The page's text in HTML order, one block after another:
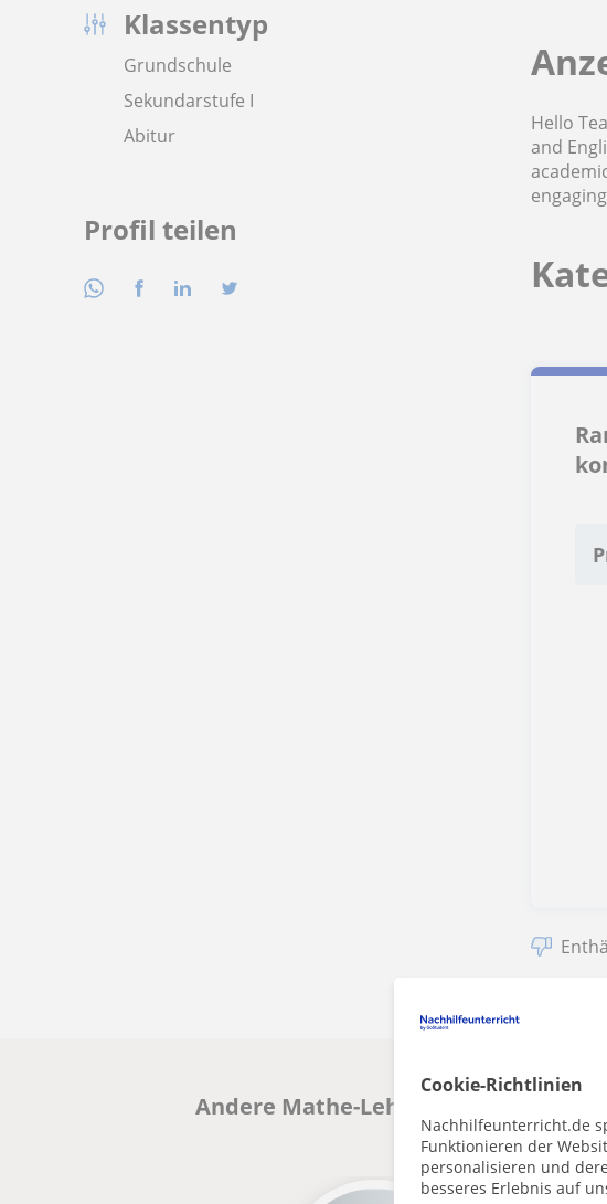
Cookie-Richtlinien
Nachhilfeunterricht.de
Funktionieren der
personalisieren und
besseres Erlebnis auf
Klassentyp
Grundschule
Sekundarstufe I
Abitur
Profil teilen
Hello
and
Andere Mathe-Lehrkräfte in